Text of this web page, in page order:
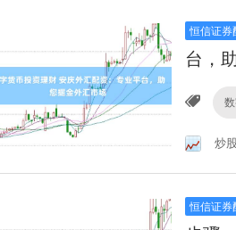
恒信证券
台，
炒
恒信证券